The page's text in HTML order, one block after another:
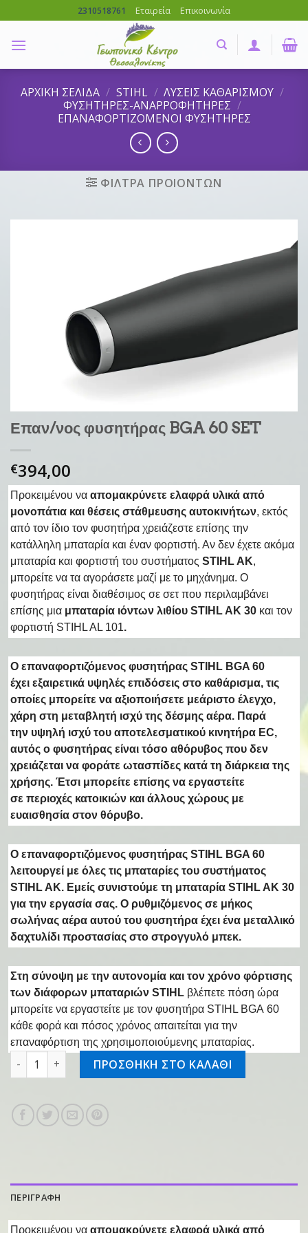
to
content
2310518761 Εταιρεία Επικοινωνία
ΑΡΧΙΚΗ ΣΕΛΙΔΑ / STIHL / ΛΥΣΕΙΣ ΚΑΘΑΡΙΣΜΟΥ /
ΦΥΣΗΤΗΡΕΣ-ΑΝΑΡΡΟΦΗΤΗΡΕΣ /
ΕΠΑΝΑΦΟΡΤΙΖΟΜΕΝΟΙ ΦΥΣΗΤΗΡΕΣ
ΦΙΛΤΡΑ ΠΡΟΙΟΝΤΩΝ
Επαν/νος φυσητήρας BGA 60 SET
€394,00
Προκειμένου να απομακρύνετε ελαφρά υλικά από
μονοπάτια και θέσεις στάθμευσης αυτοκινήτων, εκτός
από τον ίδιο τον φυσητήρα χρειάζεστε επίσης την
κατάλληλη μπαταρία και έναν φορτιστή. Αν δεν έχετε ακόμα
μπαταρία και φορτιστή του συστήματος STIHL AK,
μπορείτε να τα αγοράσετε μαζί με το μηχάνημα. Ο
φυσητήρας είναι διαθέσιμος σε σετ που περιλαμβάνει
επίσης μια μπαταρία ιόντων λιθίου STIHL AK 30 και τον
φορτιστή STIHL AL 101.
Ο επαναφορτιζόμενος φυσητήρας STIHL BGA 60
έχει εξαιρετικά υψηλές επιδόσεις στο καθάρισμα, τις
οποίες μπορείτε να αξιοποιήσετε μεάριστο έλεγχο,
χάρη στη μεταβλητή ισχύ της δέσμης αέρα. Παρά
την υψηλή ισχύ του αποτελεσματικού κινητήρα EC,
αυτός ο φυσητήρας είναι τόσο αθόρυβος που δεν
χρειάζεται να φοράτε ωτασπίδες κατά τη διάρκεια της
χρήσης. Έτσι μπορείτε επίσης να εργαστείτε
σε περιοχές κατοικιών και άλλους χώρους με
ευαισθησία στον θόρυβο.
Ο επαναφορτιζόμενος φυσητήρας STIHL BGA 60
λειτουργεί με όλες τις μπαταρίες του συστήματος
STIHL AK. Εμείς συνιστούμε τη μπαταρία STIHL AK 30
για την εργασία σας. Ο ρυθμιζόμενος σε μήκος
σωλήνας αέρα αυτού του φυσητήρα έχει ένα μεταλλικό
δαχτυλίδι προστασίας στο στρογγυλό μπεκ.
Στη σύνοψη με την αυτονομία και τον χρόνο φόρτισης
των διάφορων μπαταριών STIHL βλέπετε πόση ώρα
μπορείτε να εργαστείτε με τον φυσητήρα STIHL BGA 60
κάθε φορά και πόσος χρόνος απαιτείται για την
επαναφόρτιση της χρησιμοποιούμενης μπαταρίας.
Επαν/νος φυσητήρας BGA 60 SET ποσότητα
ΠΡΟΣΘΗΚΗ ΣΤΟ ΚΑΛΑΘΙ
ΠΕΡΙΓΡΑΦΗ
Προκειμένου να απομακρύνετε ελαφρά υλικά από